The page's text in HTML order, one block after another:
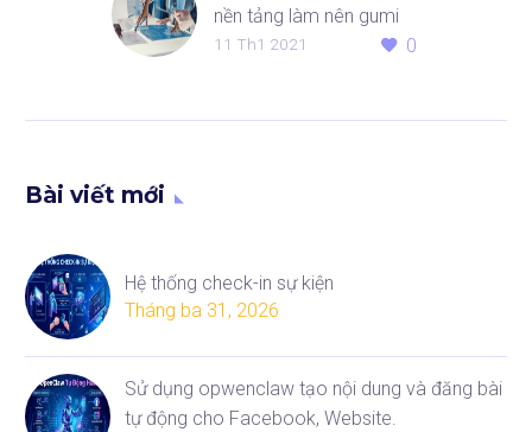
nền tảng làm nên gumi
Solutions
0
11 Th1 2021
Bài viết mới
Hệ thống check-in sự kiện
Tháng ba 31, 2026
Sử dụng opwenclaw tạo nội dung và đăng bài
tự động cho Facebook, Website.